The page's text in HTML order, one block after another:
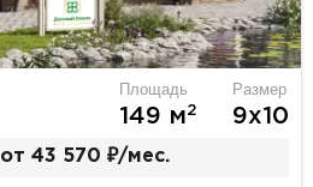
Площадь
149 м2
Размер
9х10
от 43 570 ₽/мес.